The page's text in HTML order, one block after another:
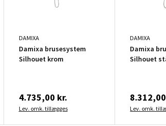
DAMIXA
Damixa brusesystem
Silhouet krom
4.735,00 kr.
Lev. omk. tillægges
DAMIXA
Damixa
Silhouet
Lev. omk.